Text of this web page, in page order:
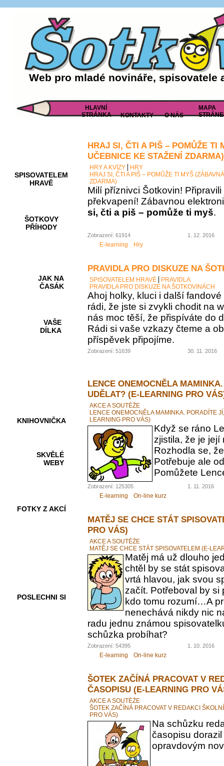
Web pro mladé novináře, spisovatele
HLAVNÍ
STRÁNKA
KONTAKTY O NÁS
MAPA
SPISOVATELEM
HRAVĚ
ŠOTKOVY
PŘÍHODY
JAK NA
ČASÁK
VAŠE
DÍLKA
KNIHOVNIČKA
SKVĚLÉ
WEBY
FOTKY Z AKCÍ
POSLECHNI SI
HRAJ SI, ČTI A PIŠ – POMŮŽE TI
UČEBNICE KE STAŽENÍ ZDARMA)
HRY A KVÍZY
HRY
HRAJ SI, ČTI A PIŠ – POMŮŽE TI MYŠ
ZDARMA)
Milí příznivci Šotkovin!
překvapení! Zábavnou
si, čti a piš – pomůže ti myš.
Zobrazení: 61914 1. 12. 2016
E-learning Hry
PRAVIDLA PRO DISKUZE NA
SPISOVATELEM HRAVĚ
PRAVIDLA
PRAVIDLA PRO DISKUZE NA ŠOTKOVINÁCH
Ahoj holky, kluci i další
rádi, že jste si zvykli chodit na
nás moc těší, že přispíváte do
Rádi si vaše vzkazy čteme a
příspěvek připojíme.
Zobrazení: 51639 30. 11. 2016
LENCE ONEMOCNĚLA
UDĚLAT? (E-LEARNING PRO
AKCE A SOUTĚŽE
LENCE ONEMOCNĚLA MAMINKA. PORADÍTE
LEARNING PRO VÁS)
Když se ráno
zjistila, že je její
Rozhodla se,
Potřebuje ale
Pomůžete
Zobrazení: 125305 1. 11. 2016
E-learning On-line kurz
MATĚJ SE CHCE STÁT
PRO VÁS)
AKCE A SOUTĚŽE
MATĚJ SE CHCE STÁT SPISOVATELEM (E-
Matěj má už dlouho
chtěl by se stát
vrtá hlavou, jak svou
začít. Potřeboval by si
kdo tomu rozumí…A
nenechává nikdy nic
radu jednu známou
schůzka probíhat?
Zobrazení: 54395 1. 10. 2016
E-learning On-line kurz
ŠOTEK ZAČÍNÁ PRACOVAT V
ČASOPISU (E-LEARNING PRO
AKCE A SOUTĚŽE
ŠOTEK ZAČÍNÁ PRACOVAT V REDAKCI
PRO VÁS)
Na schůzku
časopisu
opravdovým